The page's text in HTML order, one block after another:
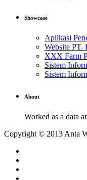
Showcase
Aplikasi
Website
XXX Farm
Sistem
Sistem
About
Worked as a data
Copyright © 2013 Anta